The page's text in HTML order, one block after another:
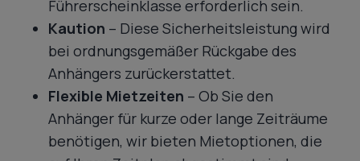
Führerscheinklasse erforderlich sein.
Kaution – Diese Sicherheitsleistung wird
bei ordnungsgemäßer Rückgabe des
Anhängers zurückerstattet.
Flexible Mietzeiten – Ob Sie den
Anhänger für kurze oder lange Zeiträume
benötigen, wir bieten Mietoptionen, die